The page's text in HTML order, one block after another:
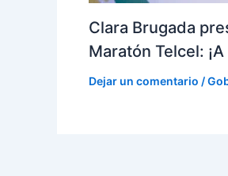
Clara Brugada
Maratón Telcel:
Dejar un comentario /